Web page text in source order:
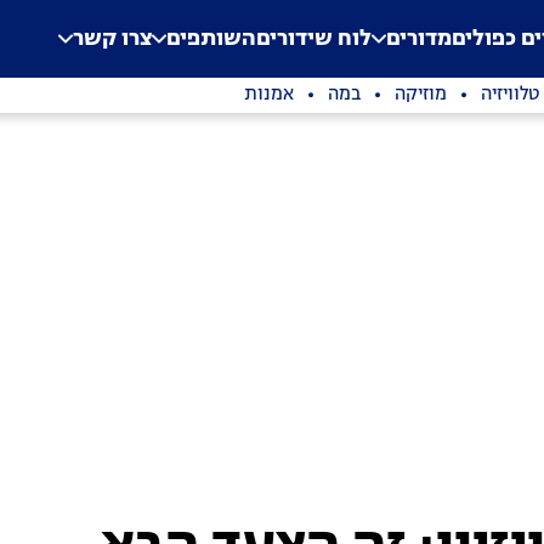
Application error: a
. כפוליםמדורים לוח שידוריםהשותפים צרו קשר
טלוויזיה מוזיקה במה אמנות